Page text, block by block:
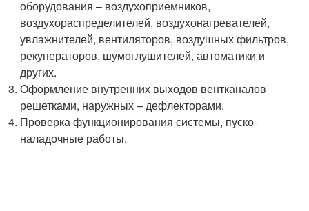
оборудования – воздухоприемников,
воздухораспределителей, воздухонагревателей,
увлажнителей, вентиляторов, воздушных фильтров,
рекуператоров, шумоглушителей, автоматики и
других.
Оформление внутренних выходов вентканалов
решетками, наружных – дефлекторами.
Проверка функционирования системы, пуско-
наладочные работы.